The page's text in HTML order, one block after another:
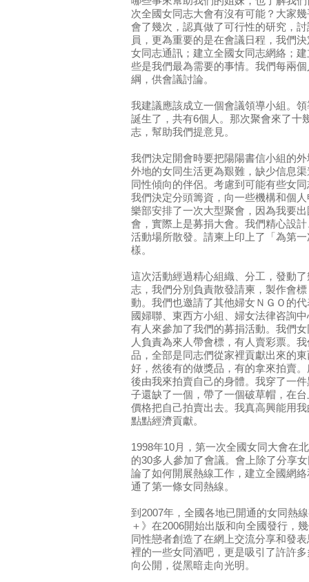
次全國女同志大會有沒有可能？大家
會了幾次，認真做了可行性的研究，
員，更為重要的是在會議日程，我們
女同志通訊；建立全國女同志網絡；
些是我們最為需要的事情。我們每兩
綱，供會議討論。
我建議應該成立一個會議領導小組。
誕生了，共有6個人。那次聚會來了十
志，幫助我們提意見。
我們決定開會時要把陽陽書信小組的
外地的女同生活更為艱難，缺少信息
同性傾向的伴侶。考慮到可能有些女
我們決定分頭籌資，向一些機構和個
樂部安排了一次大型聚會，因為我要
會，實際上是募捐大會。我們精心設
活動場所散發。請柬上印上了「為第
樣。
這次活動經過精心組織、分工，發動
志，我們分別負責散發請柬，製作會
動。我們也邀請了其他婦女ＮＧＯ的
國婦聯、東西方小組、婦女法律咨詢
有人來參加了我們的募捐活動。我們
人負責為來人帶會標，有人賣彩票。
品，全部是同志們從家裡貢獻出來的
好，然後有的做獎品，有的拿來拍賣
後由我來拍賣自己的身體。我穿了一
子還缺了一個，帶了一個破草帽，在
價格把自己拍賣出去。我真高興能用
點點經濟貢獻。
1998年10月，第一次全國女同大會在
的30多人參加了會議。會上除了分享
論了如何開展熱線工作，建立全國網
通了第一條女同熱線。
到2007年，全國各地已開通的女同熱
＋》在2006開始出版和向全國發行，
同性戀者創造了在網上交流分享和發
裡的一些女同酒吧，更是吸引了許許
向公開，從黑暗走向光明。